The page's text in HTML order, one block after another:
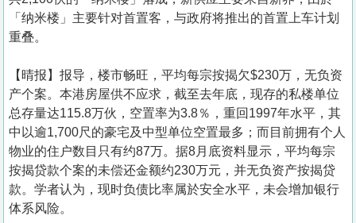
「纳米楼」主要针对首置客，与政府将推出的首置上车计划
重叠。
【晴报】报导，楼市畅旺，平均每宗按揭欠$230万，无负资
产个案。本港房屋供不应求，截至去年底，现存的私楼单位
总存量达115.8万伙，空置率为3.8％，重回1997年水平，其
中以逾1,700尺的豪宅及中型单位空置最多；而目前拥有个人
物业的住户数目只有约87万。据8月底资料显示，平均每宗
按揭贷款个案的未偿还金额约230万元，并无负资产按揭贷
款。学者认为，现时负债比率属於安全水平，未会增加银行
体系风险。